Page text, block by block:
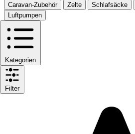
Caravan-Zubehör Zelte Schlafsäcke
Luftpumpen
Kategorien
Filter